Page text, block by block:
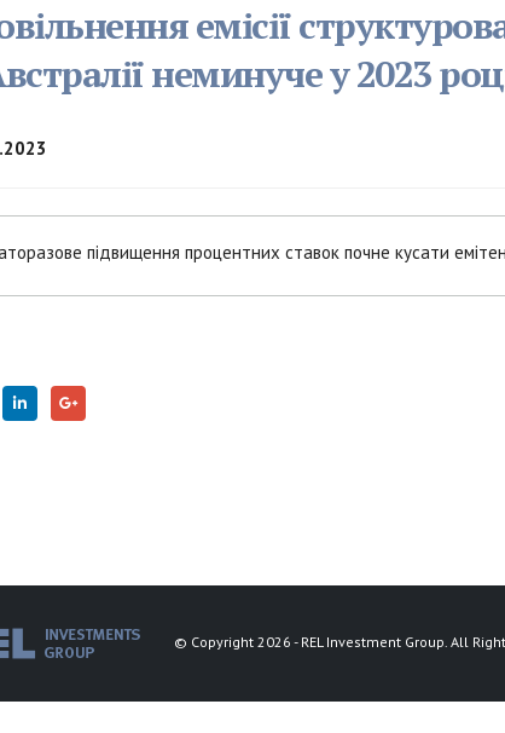
емісії
неминуче у 2023
підвищення процентних ставок почне кусати
© Copyright 2026 - REL Investment Group. All